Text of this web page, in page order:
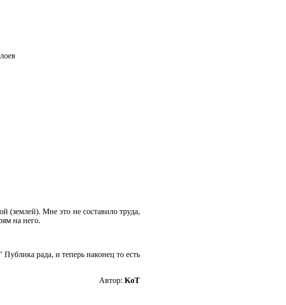
(землей). Мне это не составило труда,
на него.
рада, и теперь наконец то есть
Автор: KoT